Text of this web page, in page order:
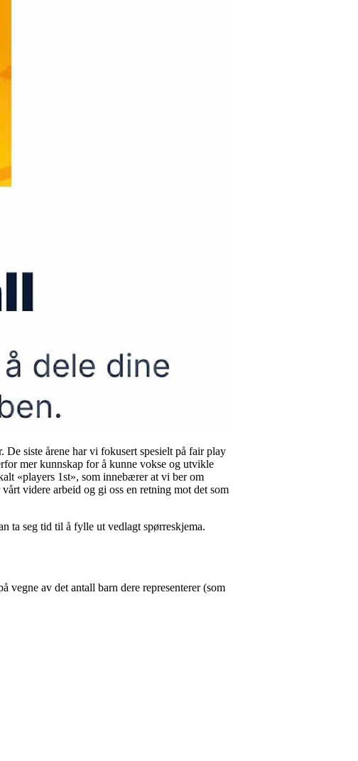
siste årene har vi fokusert spesielt på fair play
mer kunnskap for å kunne vokse og utvikle
«players 1st», som innebærer at vi ber om
videre arbeid og gi oss en retning mot det som
ta seg tid til å fylle ut vedlagt spørreskjema.
vegne av det antall barn dere representerer (som